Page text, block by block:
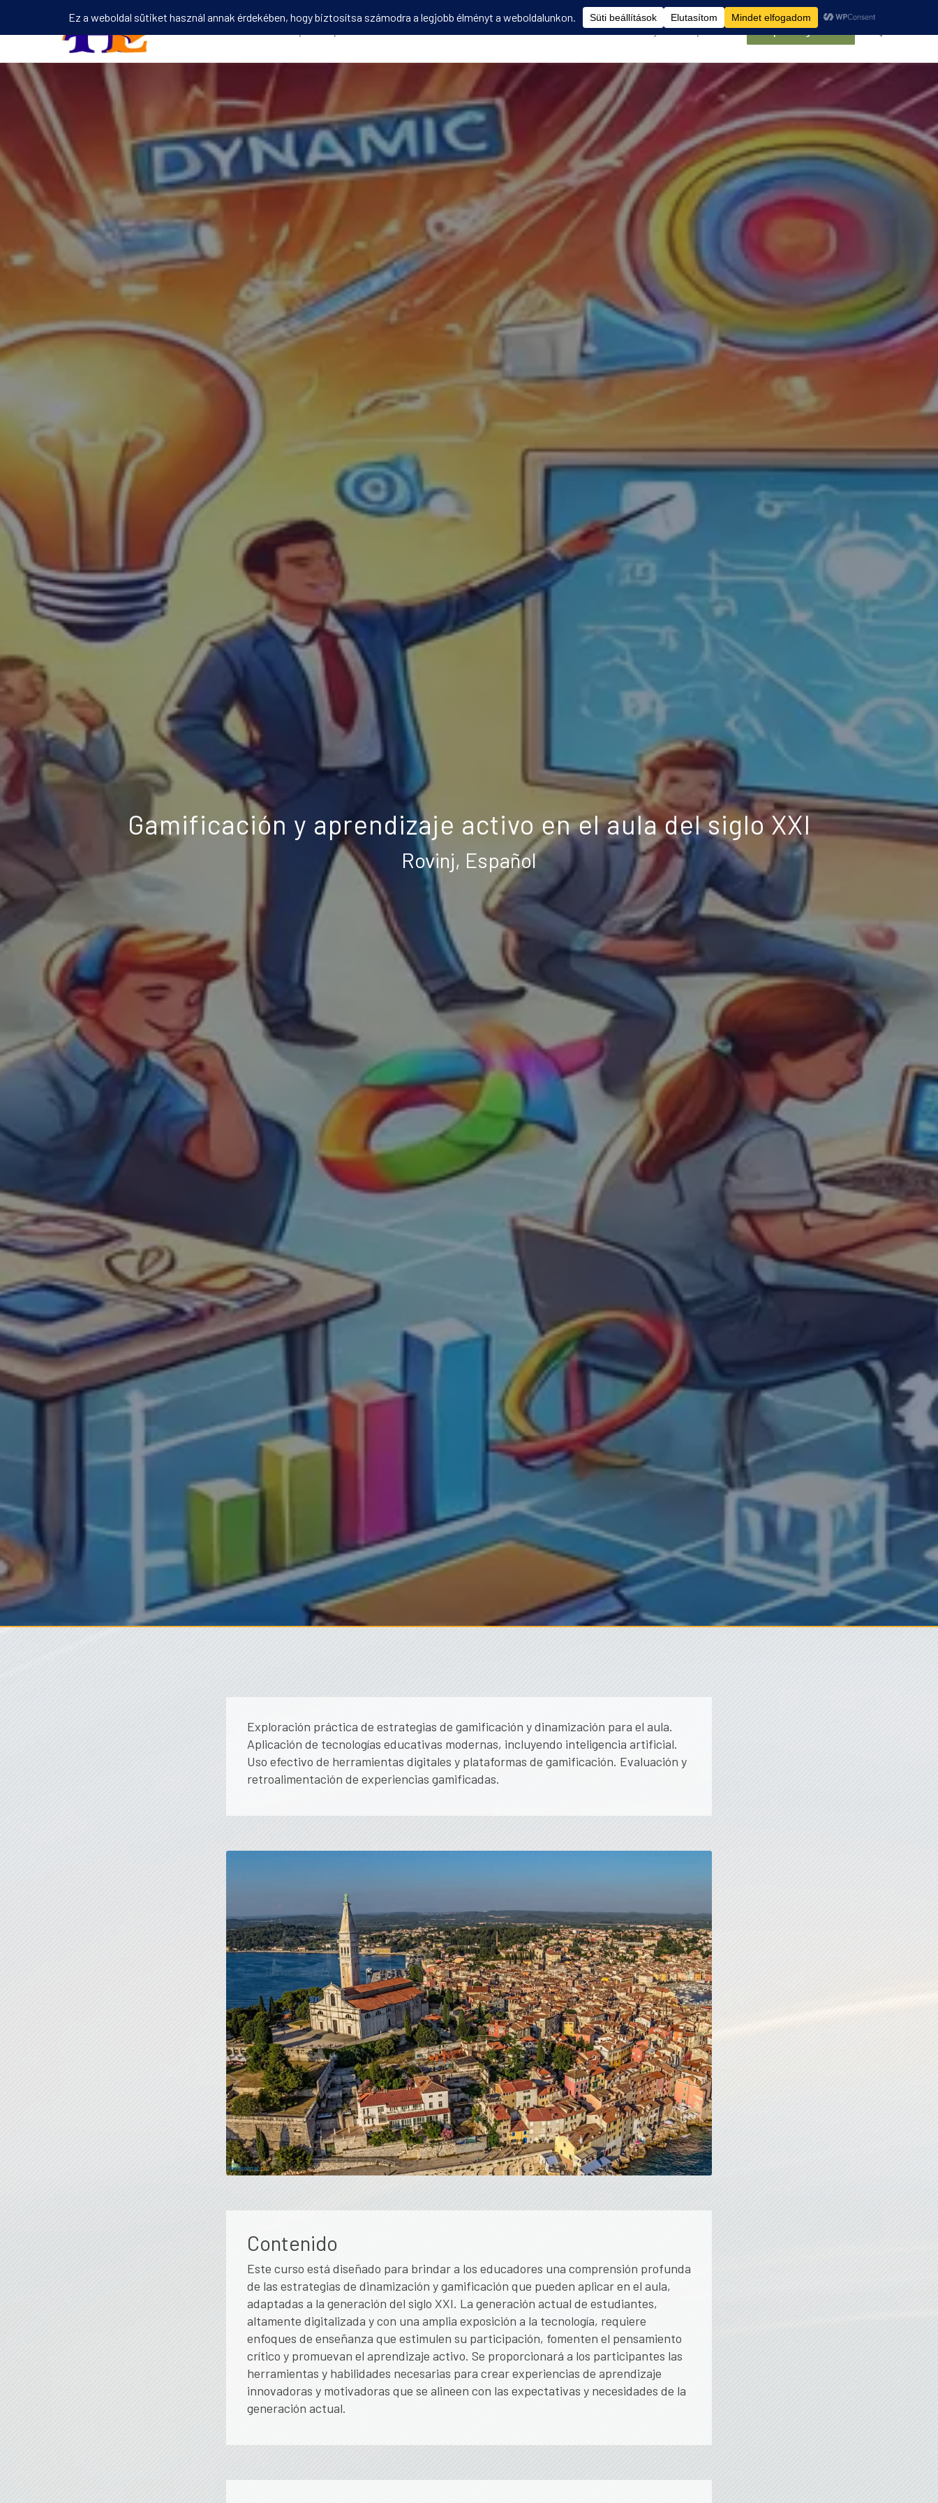
Disszemináció Vélemények Kapcsolat Belépés/Regisztráció
Gamificación y aprendizaje activo en el aula del siglo XXI
Rovinj, Español
Exploración práctica de estrategias de gamificación y dinamización para el aula.
Aplicación de tecnologías educativas modernas, incluyendo inteligencia artificial.
Uso efectivo de herramientas digitales y plataformas de gamificación. Evaluación y
retroalimentación de experiencias gamificadas.
Contenido
Este curso está diseñado para brindar a los educadores una comprensión profunda
de las estrategias de dinamización y gamificación que pueden aplicar en el aula,
adaptadas a la generación del siglo XXI. La generación actual de estudiantes,
altamente digitalizada y con una amplia exposición a la tecnología, requiere
enfoques de enseñanza que estimulen su participación, fomenten el pensamiento
crítico y promuevan el aprendizaje activo. Se proporcionará a los participantes las
herramientas y habilidades necesarias para crear experiencias de aprendizaje
innovadoras y motivadoras que se alineen con las expectativas y necesidades de la
generación actual.